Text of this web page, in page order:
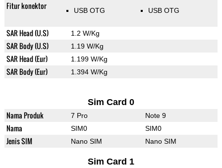
Fitur konektor USB OTG USB OTG
SAR Head (U.S) 1.2 W/Kg
SAR Body (U.S) 1.19 W/Kg
SAR Head (Eur) 1.199 W/Kg
SAR Body (Eur) 1.394 W/Kg
Sim Card 0
Nama Produk 7 Pro Note 9
Nama SIM0 SIM0
Jenis SIM Nano SIM Nano SIM
Sim Card 1